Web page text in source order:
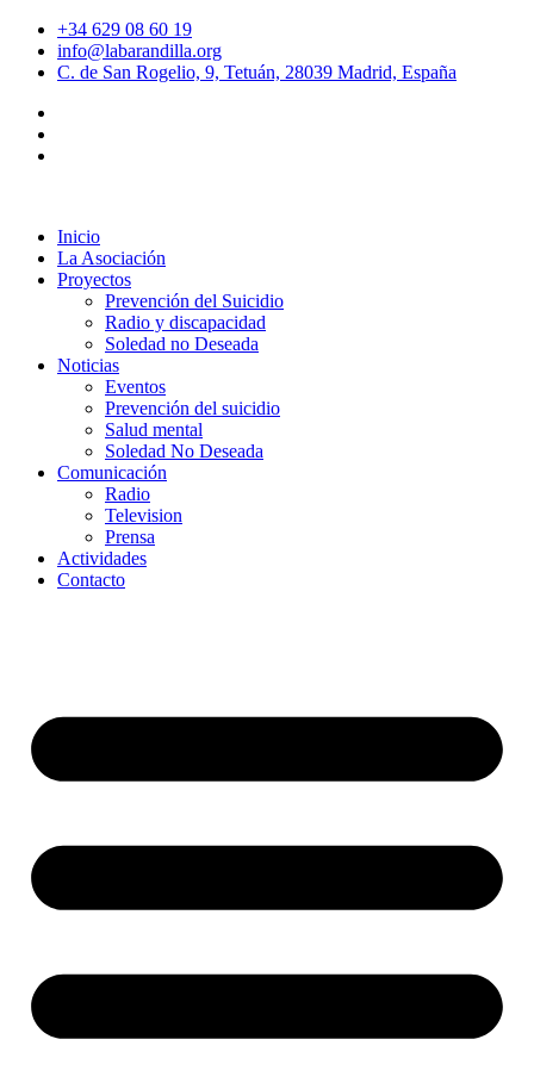
+34 629 08 60 19
info@labarandilla.org
C. de San Rogelio, 9, Tetuán, 28039 Madrid, España
Inicio
La Asociación
Proyectos
Prevención del Suicidio
Radio y discapacidad
Soledad no Deseada
Noticias
Eventos
Prevención del suicidio
Salud mental
Soledad No Deseada
Comunicación
Radio
Television
Prensa
Actividades
Contacto